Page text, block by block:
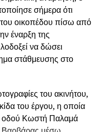
σήμερα ότι
οικοπέδου πίσω από
έναρξη της
να δώσει
στάθμευσης στο
του ακινήτου,
του έργου, η οποία
οδού Κωστή Παλαμά